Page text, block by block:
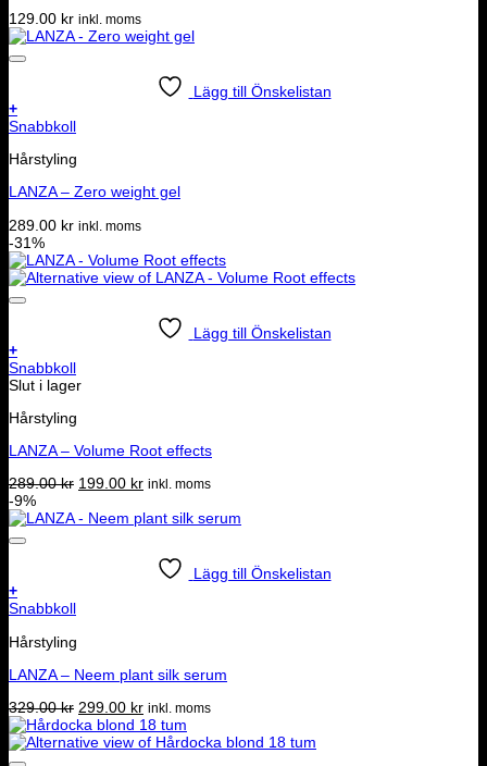
129.00 kr inkl. moms
Lägg till Önskelistan
+
Snabbkoll
Hårstyling
LANZA – Zero weight gel
289.00 kr inkl. moms
-31%
Lägg till Önskelistan
+
Snabbkoll
Slut i lager
Hårstyling
LANZA – Volume Root effects
289.00kr Det
priset
199.00 krDet
priset
inkl. moms
-9%
Lägg till Önskelistan
+
Snabbkoll
Hårstyling
LANZA – Neem plant silk serum
329.00kr Det
ursprungliga
priset
299.00 krDet
nuvarande
priset
inkl. moms